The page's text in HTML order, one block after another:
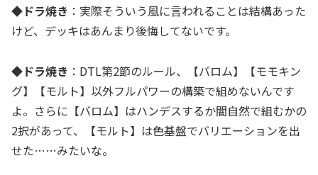
◆ドラ焼き ：実際そういう風に言われることは結構あった
けど、デッキはあんまり後悔してないです。
◆ドラ焼き ：DTL第2節のルール、【バロム】【モモキン
グ】【モルト】以外フルパワーの構築で組めないんです
よ。さらに【バロム】はハンデスするか闇自然で組むかの
2択があって、【モルト】は色基盤でバリエーションを出
せた……みたいな。